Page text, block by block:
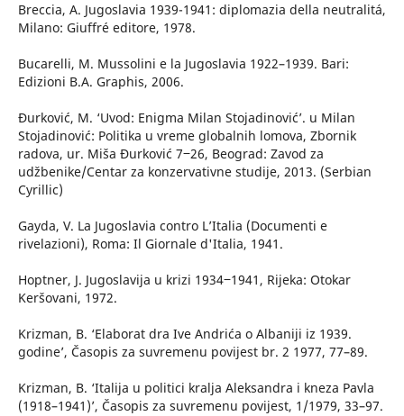
Breccia, A. Jugoslavia 1939-1941: diplomazia della neutralitá,
Milano: Giuffré editore, 1978.
Bucarelli, M. Mussolini e la Jugoslavia 1922–1939. Bari:
Edizioni B.A. Graphis, 2006.
Đurković, M. ‘Uvod: Enigma Milan Stojadinović’. u Milan
Stojadinović: Politika u vreme globalnih lomova, Zbornik
radova, ur. Miša Đurković 7‒26, Beograd: Zavod za
udžbenike/Centar za konzervativne studije, 2013. (Serbian
Cyrillic)
Gayda, V. La Jugoslavia contro L’Italia (Documenti e
rivelazioni), Roma: Il Giornale d'Italia, 1941.
Hoptner, J. Jugoslavija u krizi 1934‒1941, Rijeka: Otokar
Keršovani, 1972.
Krizman, B. ‘Elaborat dra Ive Andrića o Albaniji iz 1939.
godine’, Časopis za suvremenu povijest br. 2 1977, 77–89.
Krizman, B. ‘Italija u politici kralja Aleksandra i kneza Pavla
(1918–1941)’, Časopis za suvremenu povijest, 1/1979, 33–97.